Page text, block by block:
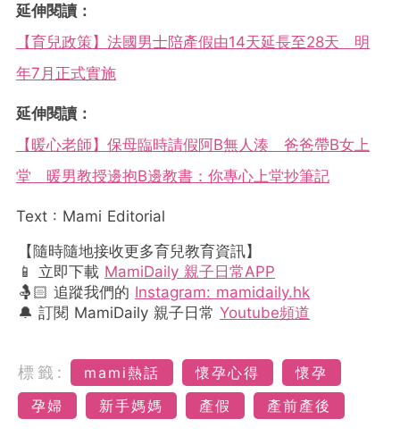
延伸閱讀：
【育兒政策】法國男士陪產假由14天延長至28天 明
年7月正式實施
延伸閱讀：
【暖心老師】保母臨時請假阿B無人湊 爸爸帶B女上
堂 暖男教授邊抱B邊教書：你專心上堂抄筆記
Text : Mami Editorial
【隨時隨地接收更多育兒教育資訊】
📱 立即下載 MamiDaily 親子日常APP
🤱🏻 追蹤我們的 Instagram: mamidaily.hk
🔔 訂閱 MamiDaily 親子日常 Youtube頻道
標籤: mami熱話 懷孕心得
懷孕
孕婦
新手媽媽 產假 產前產後